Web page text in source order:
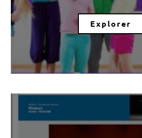
Explorer